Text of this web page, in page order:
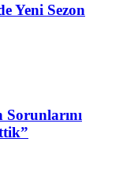
Yeni Sezon
Sorunlarını